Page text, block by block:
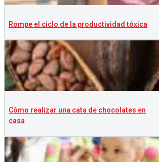
Rompe el ciclo de la productividad tóxica
Cómo realizar una cata de chocolates en
casa